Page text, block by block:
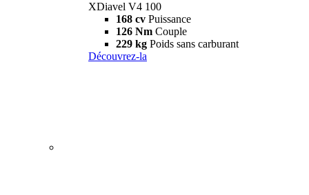
XDiavel V4 100
168 cv Puissance
126 Nm Couple
229 kg Poids sans carburant
Découvrez-la